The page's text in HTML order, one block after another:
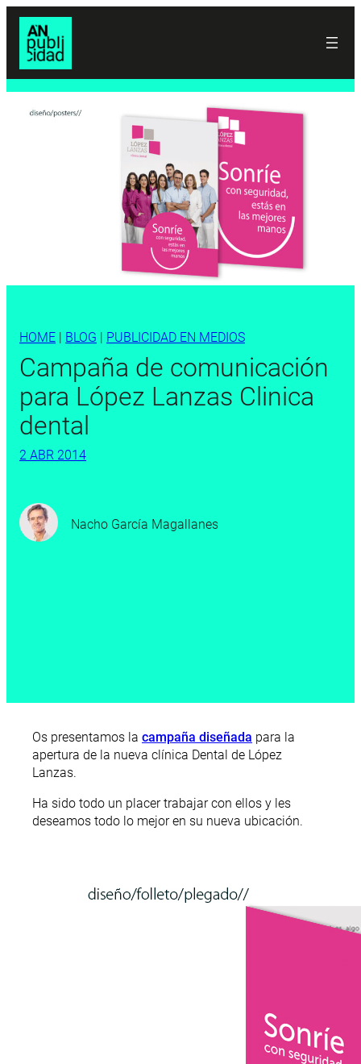
HOME BLOG PUBLICIDAD EN MEDIOS
Campaña de comunicación
para López Lanzas Clinica
dental
2 ABR 2014
Nacho García Magallanes
Os presentamos la campaña diseñada para la
apertura de la nueva clínica Dental de López
Lanzas.
Ha sido todo un placer trabajar con ellos y les
deseamos todo lo mejor en su nueva ubicación.